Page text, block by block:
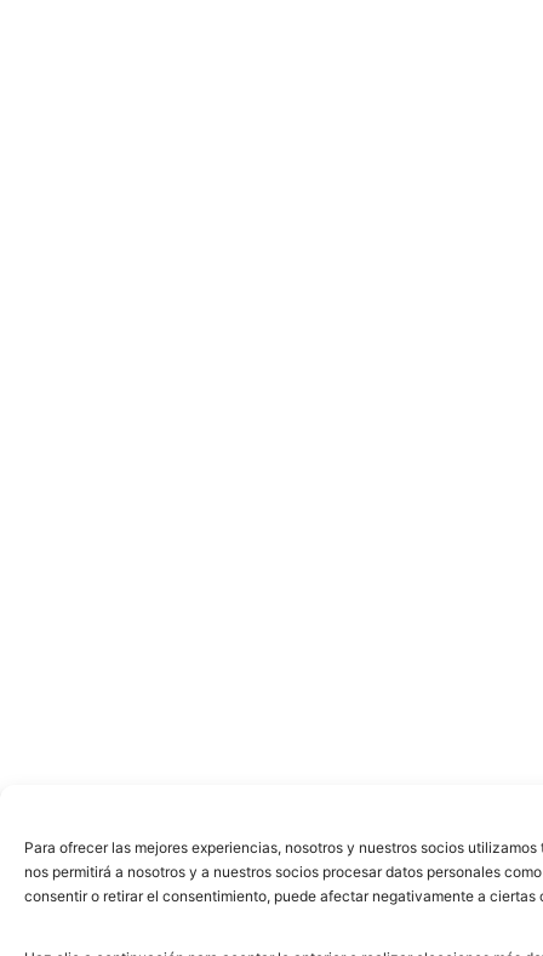
Para ofrecer las mejores experiencias, nosotros y nuestros socios
nos permitirá a nosotros y a nuestros socios procesar datos personales
consentir o retirar el consentimiento, puede afectar negativamente a